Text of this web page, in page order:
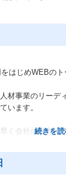
をはじめWEBの
材事業のリーデ
います。
く会社の戦力に
業の元役員や多